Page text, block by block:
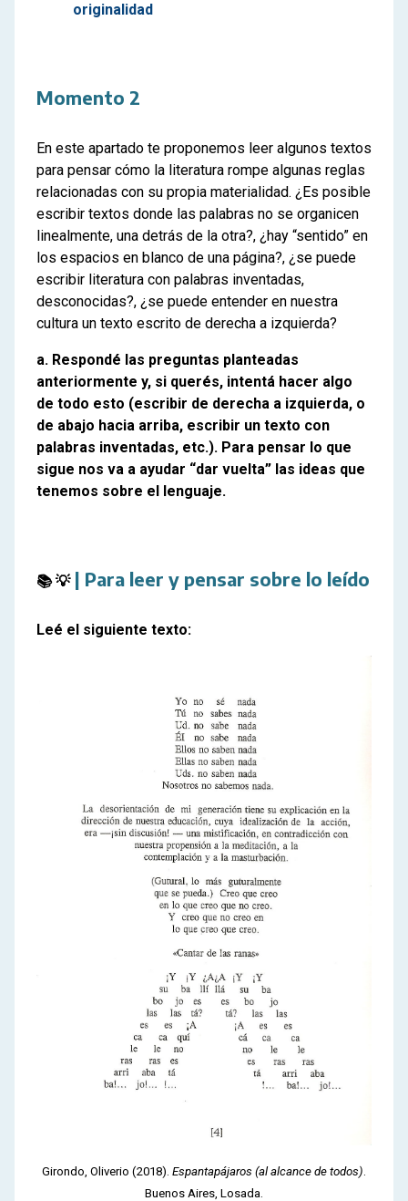
originalidad
Momento 2
En este apartado te proponemos leer algunos textos
para pensar cómo la literatura rompe algunas reglas
relacionadas con su propia materialidad. ¿Es posible
escribir textos donde las palabras no se organicen
linealmente, una detrás de la otra?, ¿hay “sentido” en
los espacios en blanco de una página?, ¿se puede
escribir literatura con palabras inventadas,
desconocidas?, ¿se puede entender en nuestra
cultura un texto escrito de derecha a izquierda?
a. Respondé las preguntas planteadas
anteriormente y, si querés, intentá hacer algo
de todo esto (escribir de derecha a izquierda, o
de abajo hacia arriba, escribir un texto con
palabras inventadas, etc.). Para pensar lo que
sigue nos va a ayudar “dar vuelta” las ideas que
tenemos sobre el lenguaje.
📚 💡 | Para leer y pensar sobre lo leído
Leé el siguiente texto:
Girondo, Oliverio (2018). Espantapájaros (al alcance de todos)
Buenos Aires, Losada.